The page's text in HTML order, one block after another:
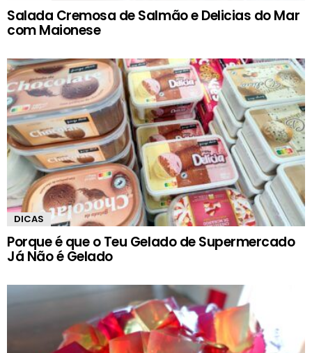
Salada Cremosa de Salmão e Delicias do Mar
com Maionese
DICAS
Porque é que o Teu Gelado de Supermercado
Já Não é Gelado